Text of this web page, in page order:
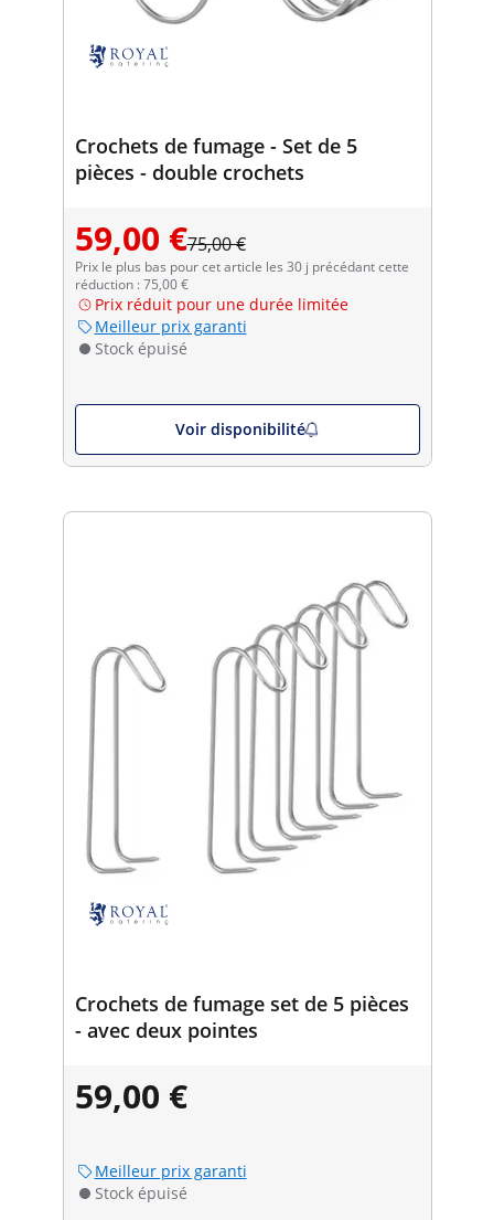
Crochets de fumage - Set de 5
pièces - double crochets
59,00 €75,00 €
Prix le plus bas pour cet article les 30 j précédant cette
réduction : 75,00 €
Prix réduit pour une durée limitée
Meilleur prix garanti
Stock épuisé
Voir disponibilité
Crochets de fumage set de 5 pièces
- avec deux pointes
59,00 €
Meilleur prix garanti
Stock épuisé